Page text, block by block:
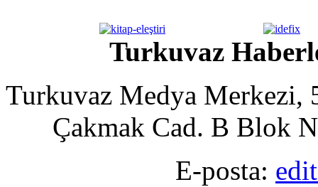
Turkuvaz
Turkuvaz Medya Merkezi,
Çakmak Cad. B Blok
E-posta: